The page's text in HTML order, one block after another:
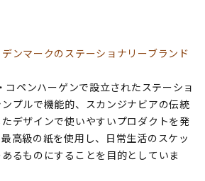
デンマークのステーショナリーブランド
ペンハーゲンで設立されたステーショ
プルで機能的、スカンジナビアの伝統
デザインで使いやすいプロダクトを発
高級の紙を使用し、日常生活のスケッ
るものにすることを目的としていま